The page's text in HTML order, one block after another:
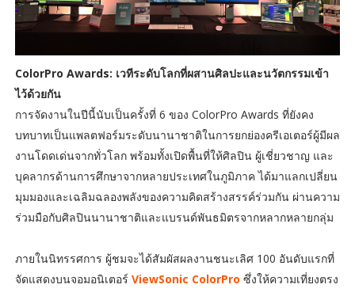
ColorPro Awards: เวทีระดับโลกที่ผสานศิลปะและนวัตกรรมเข้า
ไว้ด้วยกัน
การจัดงานในปีนี้นับเป็นครั้งที่ 6 ของ ColorPro Awards ที่ยังคง
บทบาทเป็นแพลตฟอร์มระดับนานาชาติในการยกย่องครีเอเตอร์ผู้มีผล
งานโดดเด่นจากทั่วโลก พร้อมทั้งเปิดพื้นที่ให้ศิลปิน ผู้เชี่ยวชาญ และ
บุคลากรด้านการศึกษาจากหลายประเทศในภูมิภาค ได้มาแลกเปลี่ยน
มุมมองและเฉลิมฉลองพลังของความคิดสร้างสรรค์ร่วมกัน ผ่านความ
ร่วมมือกับศิลปินนานาชาติและแบรนด์พันธมิตรจากหลากหลายกลุ่ม
ภายในนิทรรศการ ผู้ชมจะได้สัมผัสผลงานชนะเลิศ 100 อันดับแรกที่
จัดแสดงบนจอมอนิเตอร์ ViewSonic ColorPro ซึ่งให้ความเที่ยงตรง